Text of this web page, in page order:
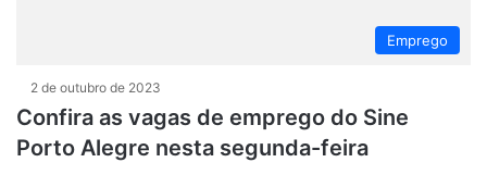
Emprego
2 de outubro de 2023
Confira as vagas de emprego do Sine
Porto Alegre nesta segunda-feira